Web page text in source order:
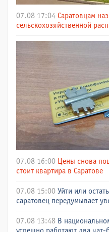
07.08 17:04 Саратовцам
сельскохозяйственной
07.08 16:00 Цены снова
стоит квартира в Саратове
07.08 15:00 Уйти или
саратовец передумывает
07.08 13:48 В